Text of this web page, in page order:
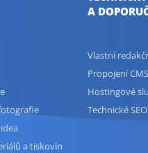
a tiskovin
A
Vlastní
Propojení
Hostingové
Technické SEO